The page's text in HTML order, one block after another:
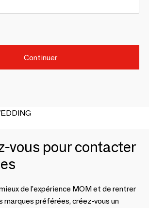
Continuer
vous pour contacter
de l'expérience MOM et de rentrer
marques préférées, créez-vous un